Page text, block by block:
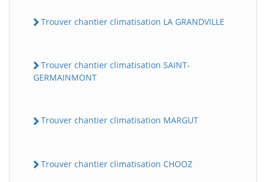
Trouver chantier climatisation LA GRANDVILLE
Trouver chantier climatisation SAINT-
GERMAINMONT
Trouver chantier climatisation MARGUT
Trouver chantier climatisation CHOOZ